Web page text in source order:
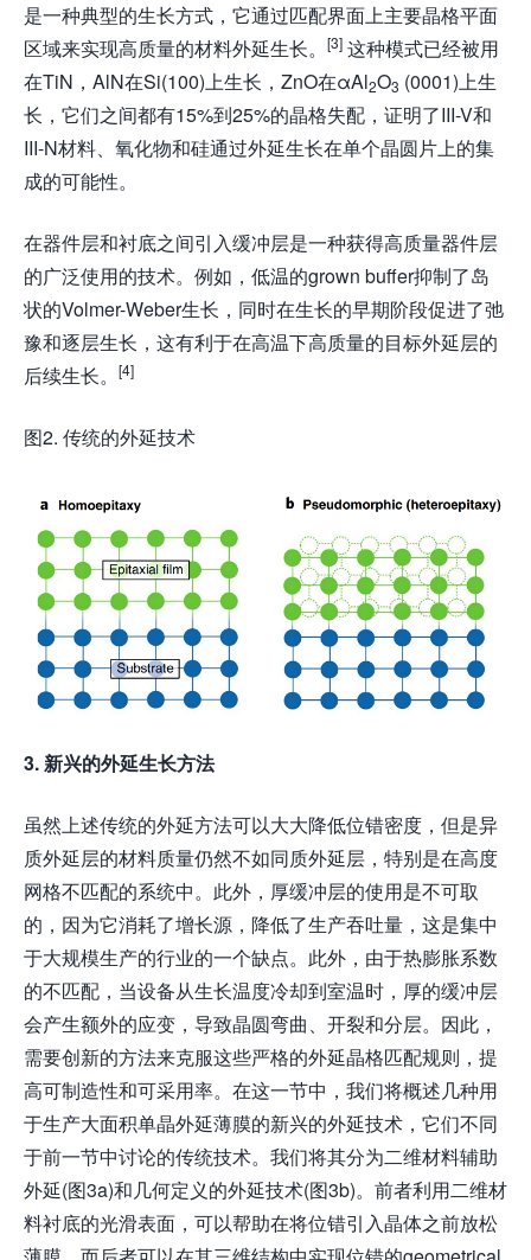
是一种典型的生长方式，它通过匹配界面上主要晶格平面
区域来实现高质量的材料外延生长。
[3] 这种模式已经被用
在TiN，AlN在Si(100)上生长，ZnO在αAl2O3 (0001)上生
长，它们之间都有15%到25%的晶格失配，证明了III-V和
III-N材料、氧化物和硅通过外延生长在单个晶圆片上的集
成的可能性。
在器件层和衬底之间引入缓冲层是一种获得高质量器件层
的广泛使用的技术。例如，低温的grown buffer抑制了岛
状的Volmer-Weber生长，同时在生长的早期阶段促进了弛
豫和逐层生长，这有利于在高温下高质量的目标外延层的
后续生长。
[4]
图2. 传统的外延技术
3. 新兴的外延生长方法
虽然上述传统的外延方法可以大大降低位错密度，但是异
质外延层的材料质量仍然不如同质外延层，特别是在高度
网格不匹配的系统中。此外，厚缓冲层的使用是不可取
的，因为它消耗了增长源，降低了生产吞吐量，这是集中
于大规模生产的行业的一个缺点。此外，由于热膨胀系数
的不匹配，当设备从生长温度冷却到室温时，厚的缓冲层
会产生额外的应变，导致晶圆弯曲、开裂和分层。因此，
需要创新的方法来克服这些严格的外延晶格匹配规则，提
高可制造性和可采用率。在这一节中，我们将概述几种用
于生产大面积单晶外延薄膜的新兴的外延技术，它们不同
于前一节中讨论的传统技术。我们将其分为二维材料辅助
外延(图3a)和几何定义的外延技术(图3b)。前者利用二维材
料衬底的光滑表面，可以帮助在将位错引入晶体之前放松